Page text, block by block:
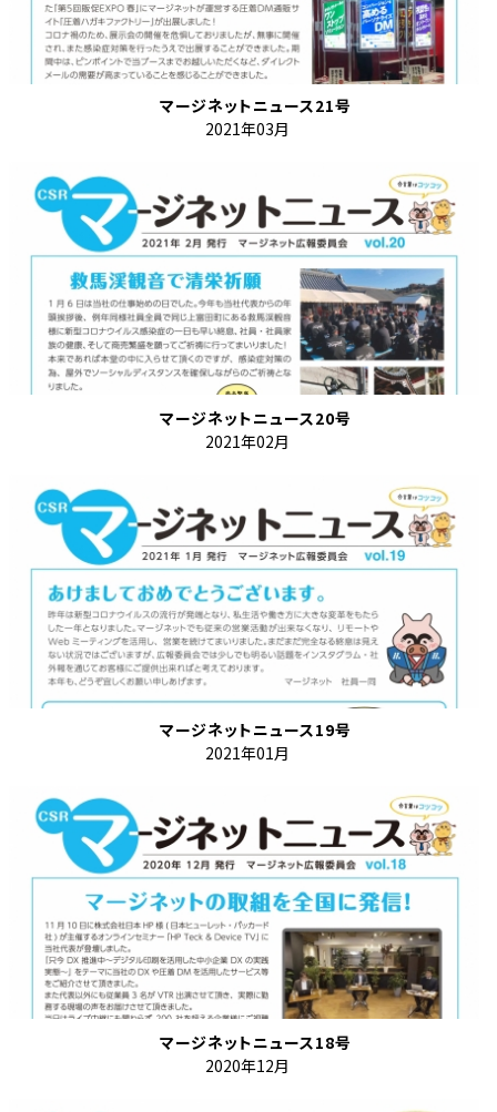
マージネットニュース21号
2021年03月
マージネットニュース20号
2021年02月
マージネットニュース19号
2021年01月
マージネットニュース18号
2020年12月